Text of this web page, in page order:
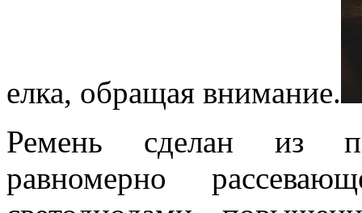
елка, обращая внимание.
Ремень сделан из
равномерно